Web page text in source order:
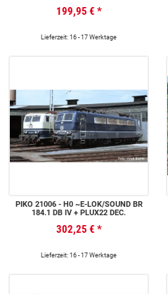
199,95 € *
Lieferzeit: 16 - 17 Werktage
PIKO 21006 - H0 ~E-LOK/SOUND BR
184.1 DB IV + PLUX22 DEC.
302,25 € *
Lieferzeit: 16 - 17 Werktage